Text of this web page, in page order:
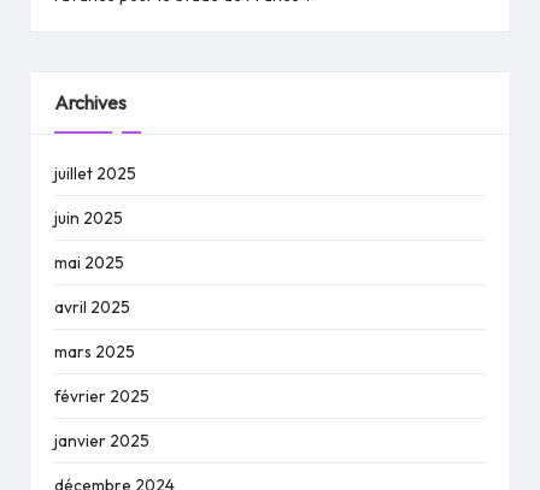
Archives
juillet 2025
juin 2025
mai 2025
avril 2025
mars 2025
février 2025
janvier 2025
décembre 2024